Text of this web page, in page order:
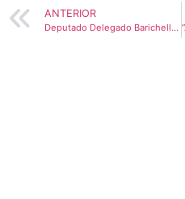
ANTERIOR
Deputado Delegado Barichello apresenta projeto que protege vigilantes contra ameaças e intimidações no Paraná